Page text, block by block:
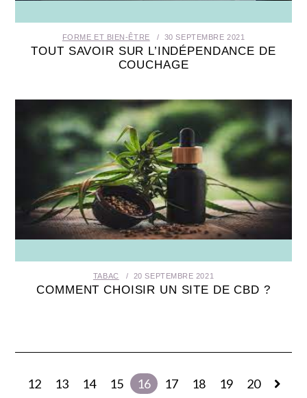
FORME ET BIEN-ÊTRE 30 SEPTEMBRE 2021
TOUT SAVOIR SUR L’INDÉPENDANCE DE
COUCHAGE
TABAC 20 SEPTEMBRE 2021
COMMENT CHOISIR UN SITE DE CBD ?
12 13 14 15 16 17 18 19 20